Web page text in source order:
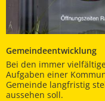
Gemeindeentwicklung
Bei den immer
Aufgaben einer
Gemeinde langfristig
aussehen soll.